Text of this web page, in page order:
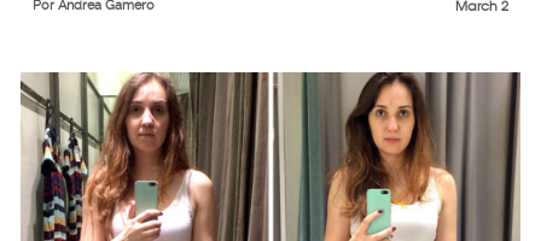
March 2
Por Andrea Gamero